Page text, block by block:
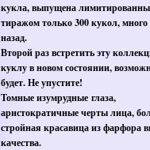
кукла, выпущена
тиражом только 300 кукол, много
назад.
Второй раз встретить эту
куклу в новом состоянии,
будет. Не упустите!
Томные изумрудные глаза,
аристократичные черты лица,
стройная красавица из фарфора
качества.